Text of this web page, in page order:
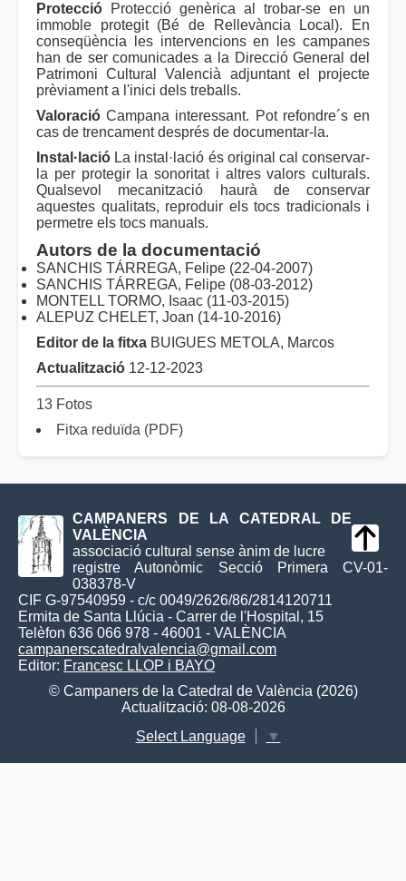
Protecció Protecció genèrica al trobar-se en un
immoble protegit (Bé de Rellevància Local). En
conseqüència les intervencions en les campanes
han de ser comunicades a la Direcció General del
Patrimoni Cultural Valencià adjuntant el projecte
prèviament a l'inici dels treballs.
Valoració Campana interessant. Pot refondre´s en
cas de trencament després de documentar-la.
Instal·lació La instal·lació és original cal conservar-
la per protegir la sonoritat i altres valors culturals.
Qualsevol mecanització haurà de conservar
aquestes qualitats, reproduir els tocs tradicionals i
permetre els tocs manuals.
Autors de la documentació
SANCHIS TÁRREGA, Felipe (22-04-2007)
SANCHIS TÁRREGA, Felipe (08-03-2012)
MONTELL TORMO, Isaac (11-03-2015)
ALEPUZ CHELET, Joan (14-10-2016)
Editor de la fitxa BUIGUES METOLA, Marcos
Actualització 12-12-2023
13 Fotos
Fitxa reduïda (PDF)
CAMPANERS DE LA CATEDRAL DE
VALÈNCIA
associació cultural sense ànim de lucre
registre Autonòmic Secció Primera CV-01-
038378-V
CIF G-97540959 - c/c 0049/2626/86/2814120711
Ermita de Santa Llúcia - Carrer de l'Hospital, 15
Telèfon 636 066 978 - 46001 - VALÈNCIA
campanerscatedralvalencia@gmail.com
Editor: Francesc LLOP i BAYO
© Campaners de la Catedral de València (2026)
Actualització: 08-08-2026
Select Language
▼